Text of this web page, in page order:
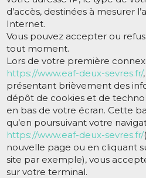
d’accès, destinées à mesurer
Internet.
Vous pouvez accepter ou
tout moment.
Lors de votre première
https://www.eaf-deux-sevres.fr/
présentant brièvement des
dépôt de cookies et de
en bas de votre écran. Cette
qu’en poursuivant votre
https://www.eaf-deux-sevres.fr/
nouvelle page ou en cliquant
site par exemple), vous
sur votre terminal.